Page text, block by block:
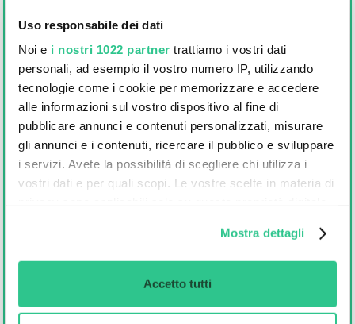
Uso responsabile dei dati
Noi e i nostri 1022 partner trattiamo i vostri dati
personali, ad esempio il vostro numero IP, utilizzando
tecnologie come i cookie per memorizzare e accedere
alle informazioni sul vostro dispositivo al fine di
pubblicare annunci e contenuti personalizzati, misurare
gli annunci e i contenuti, ricercare il pubblico e sviluppare
i servizi. Avete la possibilità di scegliere chi utilizza i
vostri dati e per quali scopi. Le vostre scelte in materia di
modificare o revocare il proprio consenso in qualsiasi
momento dalla Dichiarazione sui cookie o facendo clic
sull'icona di attivazione della privacy.
Con il tuo consenso, vorremmo anche:
Mostra dettagli
Accetto tutti
E-mail
Numero di telefono
CAP
visto? In qualsiasi momento, potrai decidere di non ricevere più comunicazioni.